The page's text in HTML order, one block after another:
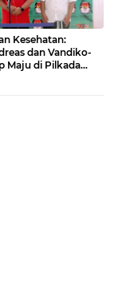
Kesehatan:
dan Vandiko-
Maju di Pilkada